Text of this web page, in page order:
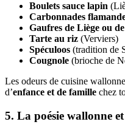
Boulets sauce lapin
Carbonnades
Gaufres de Liège ou
Tarte au riz (Verviers)
Spéculoos (tradition de
Cougnole (brioche de
Les odeurs de cuisine
d’enfance et de famille chez
5. La poésie wallonne